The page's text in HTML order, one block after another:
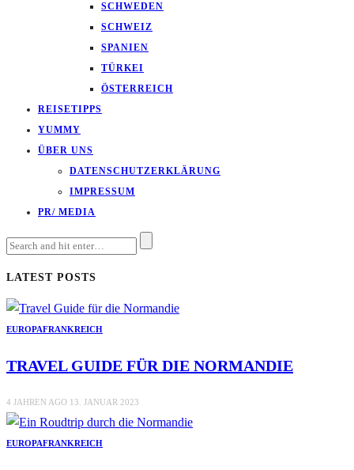
SCHWEDEN
SCHWEIZ
SPANIEN
TÜRKEI
ÖSTERREICH
REISETIPPS
YUMMY
ÜBER UNS
DATENSCHUTZERKLÄRUNG
IMPRESSUM
PR/ MEDIA
LATEST POSTS
EUROPAFRANKREICH
TRAVEL GUIDE FÜR DIE NORMANDIE
4 JAHREN AGO 13. JANUAR 2023
EUROPAFRANKREICH